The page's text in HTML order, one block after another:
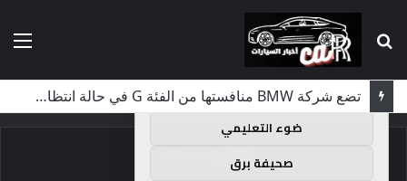
بحث
عن
لماذا تم منع النساء من المشاركة في لومان لعقود من الزمن؟
الرئيسية
توصيات :
باقة متميزة VIP (كود: AA35872):
ضوء التعليمي
صحيفة برق